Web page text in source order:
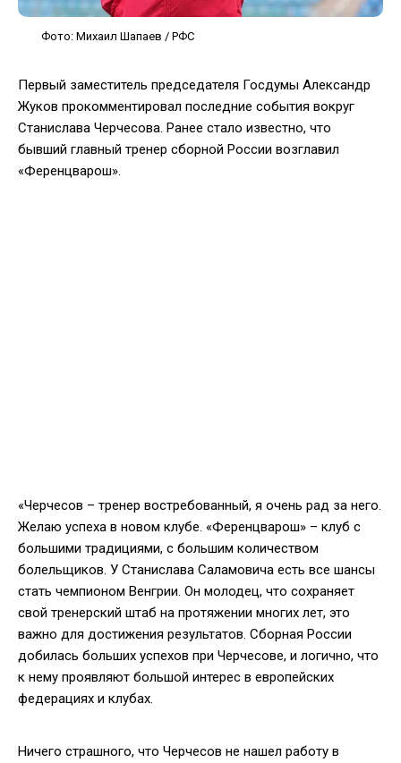
Фото: Михаил Шапаев / РФС
Первый заместитель председателя Госдумы Александр
Жуков прокомментировал последние события вокруг
Станислава Черчесова. Ранее стало известно, что
бывший главный тренер сборной России возглавил
«Ференцварош».
«Черчесов – тренер востребованный, я очень рад за него.
Желаю успеха в новом клубе. «Ференцварош» – клуб с
большими традициями, с большим количеством
болельщиков. У Станислава Саламовича есть все шансы
стать чемпионом Венгрии. Он молодец, что сохраняет
свой тренерский штаб на протяжении многих лет, это
важно для достижения результатов. Сборная России
добилась больших успехов при Черчесове, и логично, что
к нему проявляют большой интерес в европейских
федерациях и клубах.
Ничего страшного, что Черчесов не нашел работу в